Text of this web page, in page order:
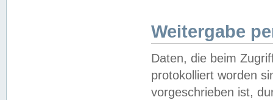
Weitergabe
Daten, die beim
protokolliert worden
vorgeschrieben ist,